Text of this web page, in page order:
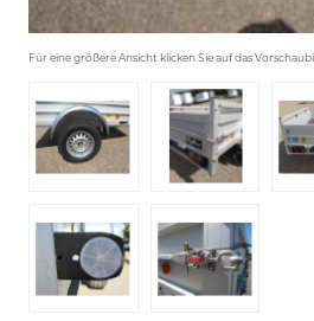
Für eine größere Ansicht klicken Sie auf das